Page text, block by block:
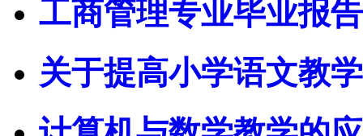
工商管理专业毕业报
关于提高小学语文教